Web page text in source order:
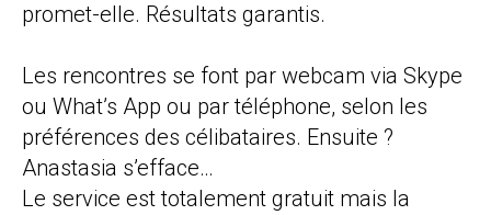
promet-elle. Résultats garantis.
Les rencontres se font par webcam via Skype
ou What’s App ou par téléphone, selon les
préférences des célibataires. Ensuite ?
Anastasia s’efface…
Le service est totalement gratuit mais la